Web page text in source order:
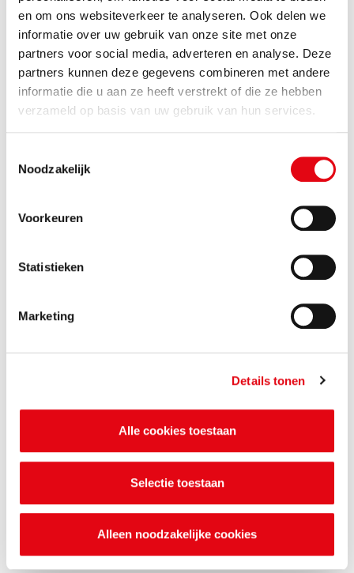
en om ons websiteverkeer te analyseren. Ook delen we
informatie over uw gebruik van onze site met onze
partners voor social media, adverteren en analyse. Deze
partners kunnen deze gegevens combineren met andere
informatie die u aan ze heeft verstrekt of die ze hebben
verzameld op basis van uw gebruik van hun services.
Noodzakelijk
Voorkeuren
Statistieken
Marketing
Details tonen
Alle cookies toestaan
Selectie toestaan
Alleen noodzakelijke cookies
correcte manier gedragen. Mocht het voorkomen dat
u te maken krijgt met een OMWB-medewerker in
functie die zich in uw ogen onbehoorlijk of ongewenst
gedraagt,dan kunt u dit melden.
Het kantoor van de OMWB
Onze opdrachtgevers